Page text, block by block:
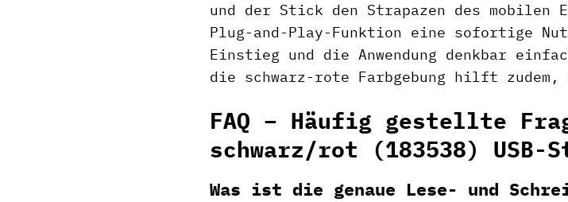
und der Stick den Strapazen des
Plug-and-Play-Funktion eine sofortige
Einstieg und die Anwendung denkbar
die schwarz-rote Farbgebung hilft
FAQ – Häufig gestellte
schwarz/rot (183538) USB-
Was ist die genaue Lese- und